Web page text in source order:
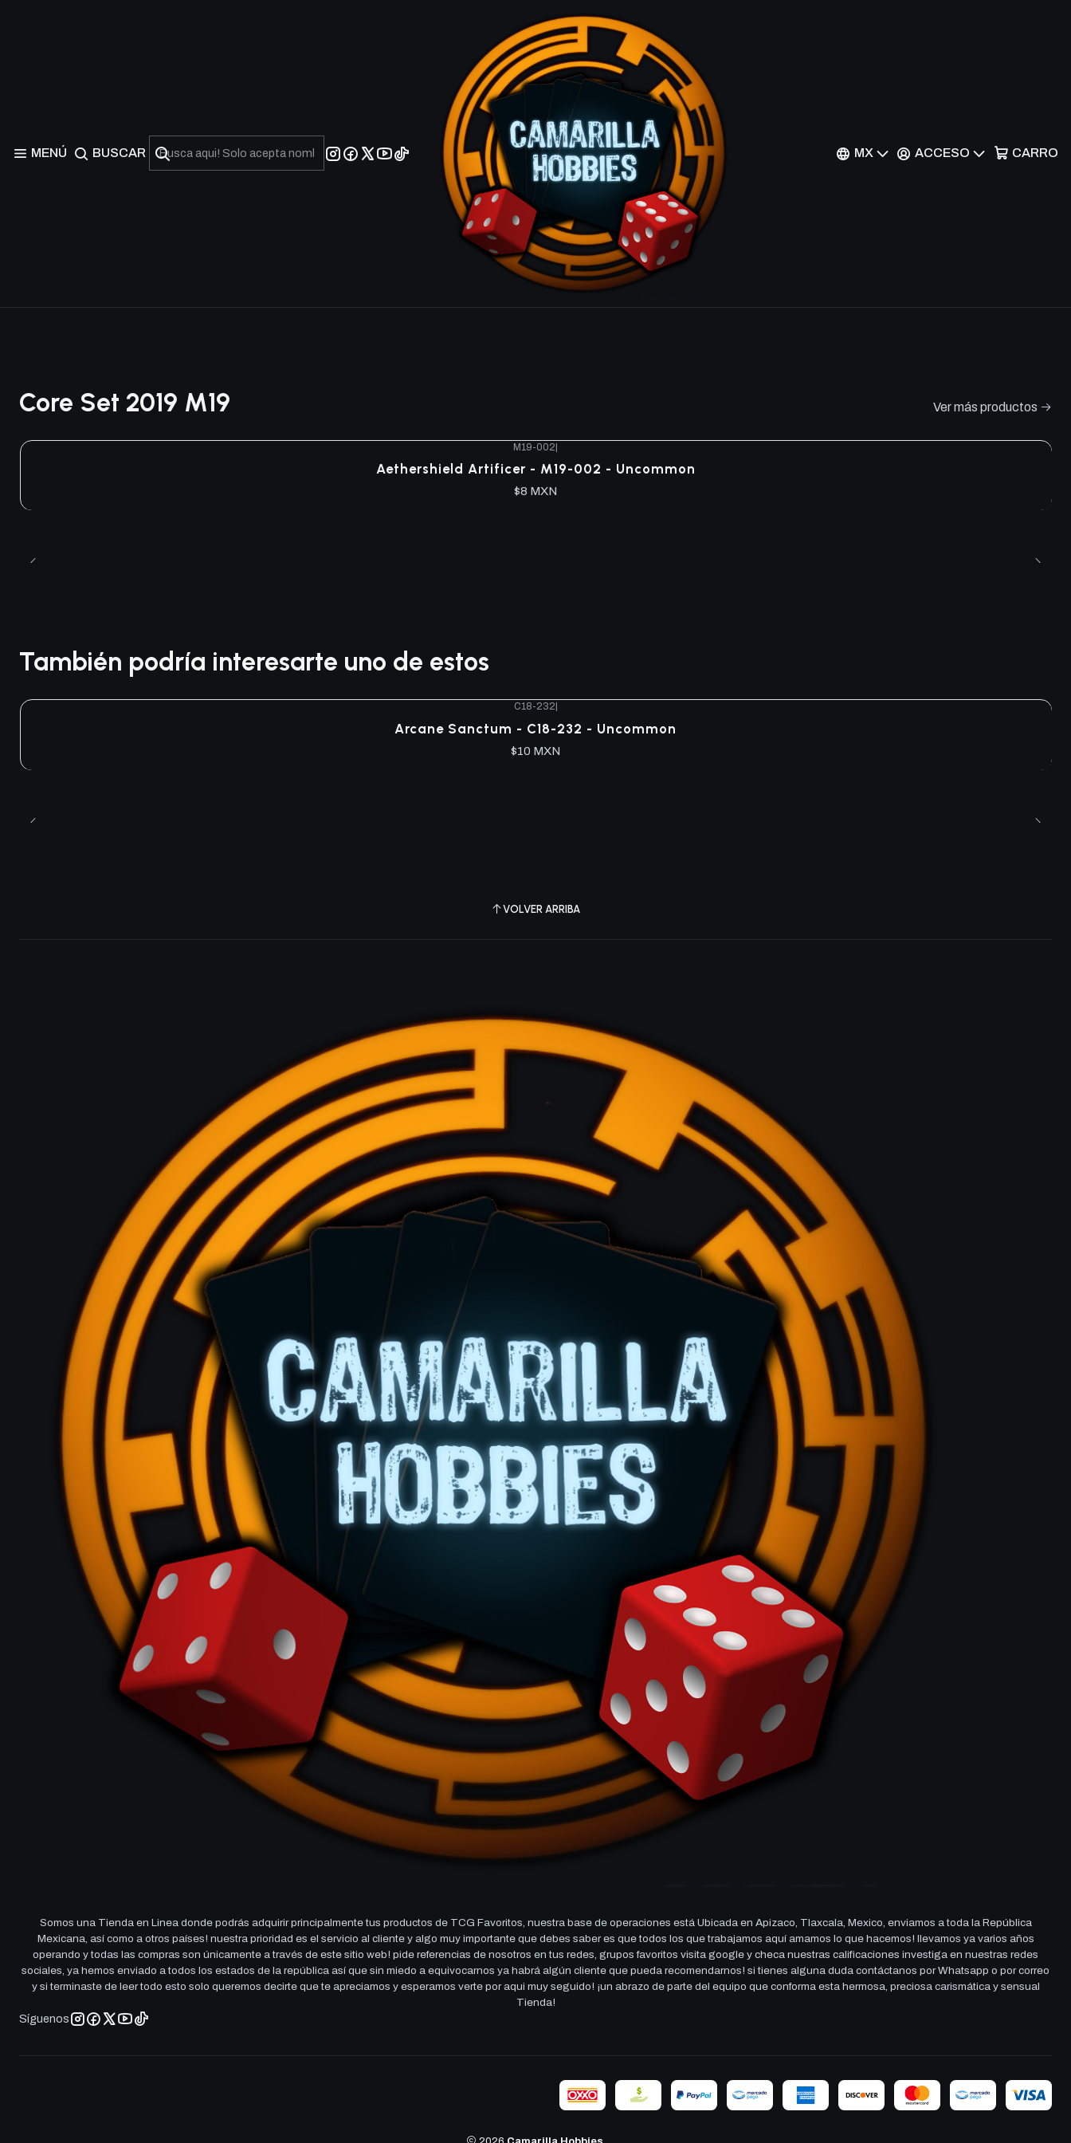
MENÚ BUSCAR MX ACCESO CARRO
Arcane Encyclopedia - M19-227 -
Uncommon
Cantidad
Agregar al Carrito
|
Mostrar stock de ubicaciones
COMPARTIR ESTE PRODUCTO
Core Set 2019 M19 Ver más productos
M19-002
Aethershield Artificer - M19-002 - Uncommon
$8 MXN
También podría interesarte uno de estos
C18-232
Arcane Sanctum - C18-232 - Uncommon
$10 MXN
VOLVER ARRIBA
Somos una Tienda en Linea donde podrás adquirir principalmente tus productos de TCG Favoritos, nuestra base de operaciones está Ubicada en Apizaco, Tlaxcala, Mexico, enviamos a toda la República
Mexicana, así como a otros países! nuestra prioridad es el servicio al cliente y algo muy importante que debes saber es que todos los que trabajamos aquí amamos lo que hacemos! llevamos ya varios años
operando y todas las compras son únicamente a través de este sitio web! pide referencias de nosotros en tus redes, grupos favoritos visita google y checa nuestras calificaciones investiga en nuestras redes
sociales, ya hemos enviado a todos los estados de la república así que sin miedo a equivocarnos ya habrá algún cliente que pueda recomendarnos! si tienes alguna duda contáctanos por Whatsapp o por correo
y si terminaste de leer todo esto solo queremos decirte que te apreciamos y esperamos verte por aqui muy seguido! ¡un abrazo de parte del equipo que conforma esta hermosa, preciosa carismática y sensual
Tienda!
Síguenos